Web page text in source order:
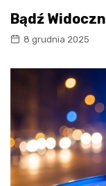
Bądź
8 grudnia 2025